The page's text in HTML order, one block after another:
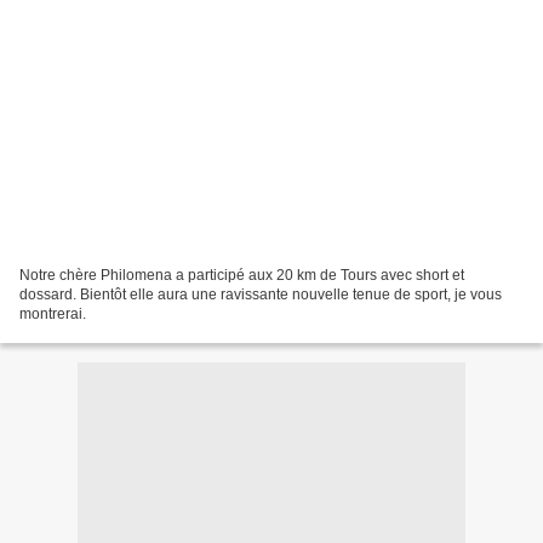
Notre chère Philomena a participé aux 20 km de Tours avec short et
dossard. Bientôt elle aura une ravissante nouvelle tenue de sport, je vous
montrerai.